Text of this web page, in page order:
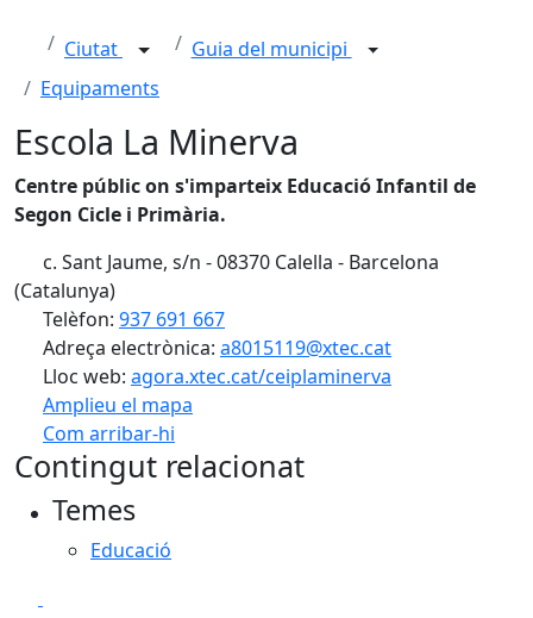
Ciutat
Guia del municipi
Equipaments
Escola La Minerva
Centre públic on s'imparteix Educació Infantil de
Segon Cicle i Primària.
c. Sant Jaume, s/n - 08370 Calella - Barcelona
(Catalunya)
Telèfon: 937 691 667
Adreça electrònica: a8015119@xtec.cat
Lloc web: agora.xtec.cat/ceiplaminerva
Amplieu el mapa
Com arribar-hi
+
Contingut relacionat
Temes
Educació